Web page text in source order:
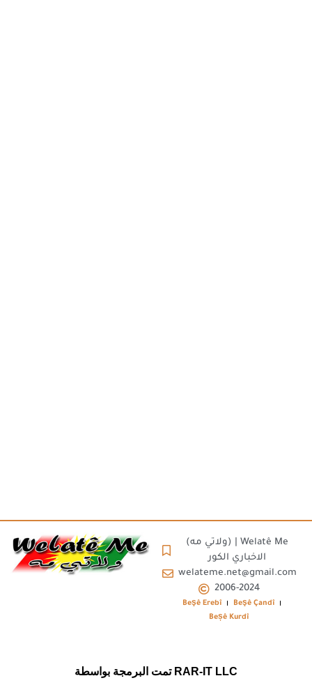
(ولاتي مه) | Welatê Me
الاخباري الكور
welateme.net@gmail.com
2006-2024
Beşê Erebî
Beşê Çandî
Beșê Kurdî
تمت البرمجة بواسطة RAR-IT LLC